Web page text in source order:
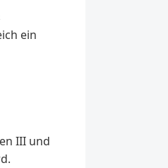
ein
III und